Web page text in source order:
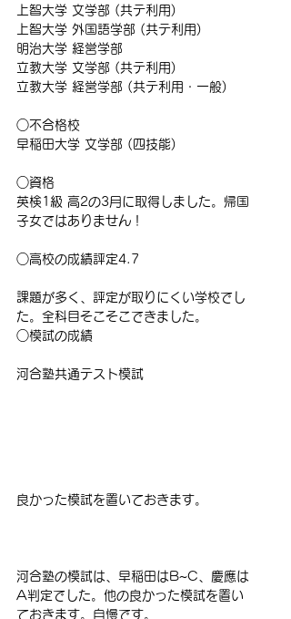
上智大学 文学部 (共テ利用)
上智大学 外国語学部 (共テ利用)
明治大学 経営学部
立教大学 文学部 (共テ利用)
立教大学 経営学部 (共テ利用・一般)
○不合格校
早稲田大学 文学部 (四技能)
○資格
英検1級 高2の3月に取得しました。帰国
子女ではありません！
○高校の成績評定4.7
課題が多く、評定が取りにくい学校でし
た。全科目そこそこできました。
○模試の成績
河合塾共通テスト模試
良かった模試を置いておきます。
河合塾の模試は、早稲田はB~C、慶應は
A判定でした。他の良かった模試を置い
ておきます。自慢です。